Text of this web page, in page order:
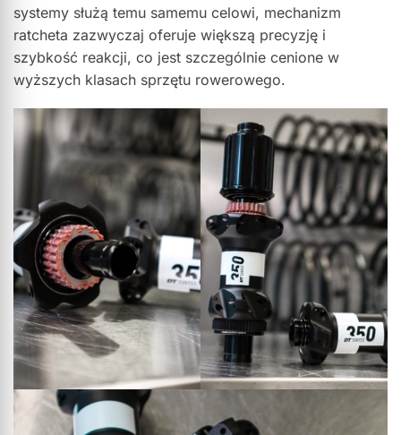
systemy służą temu samemu celowi, mechanizm
ratcheta zazwyczaj oferuje większą precyzję i
szybkość reakcji, co jest szczególnie cenione w
wyższych klasach sprzętu rowerowego.